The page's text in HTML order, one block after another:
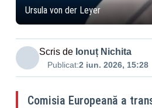
Ursula von der Leyer
Scris de Ionuț Nichita
Publicat:2 iun. 2026, 15:28
Comisia Europeană a